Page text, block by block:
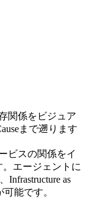
関係をビジュア
まで遡ります
ビスの関係をイ
エージェントに
as
能です。